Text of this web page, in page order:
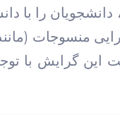
را با
منسوجات
این گرایش با